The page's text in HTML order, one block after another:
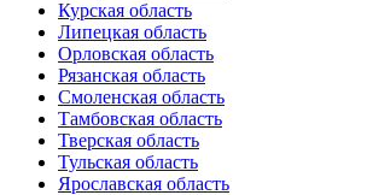
Курская область
Липецкая область
Орловская область
Рязанская область
Смоленская область
Тамбовская область
Тверская область
Тульская область
Ярославская область